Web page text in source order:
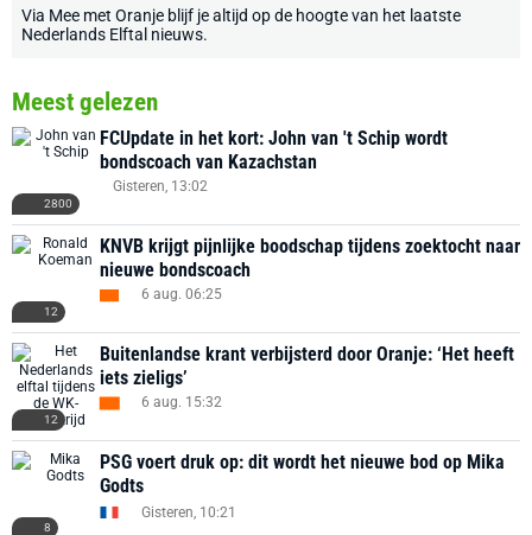
Via Mee met Oranje blijf je altijd op de hoogte van het laatste
Nederlands Elftal nieuws.
Meest gelezen
2800
FCUpdate in het kort: John van 't Schip wordt
bondscoach van Kazachstan
Gisteren, 13:02
12
KNVB krijgt pijnlijke boodschap tijdens zoektocht naar
nieuwe bondscoach
6 aug. 06:25
12
Buitenlandse krant verbijsterd door Oranje: ‘Het heeft
iets zieligs’
6 aug. 15:32
8
PSG voert druk op: dit wordt het nieuwe bod op Mika
Godts
Gisteren, 10:21